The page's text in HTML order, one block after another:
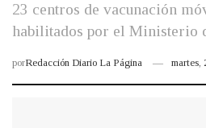
23 centros de vacunación
habilitados por el Ministerio
porRedacción Diario La Página martes,